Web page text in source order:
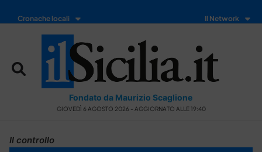
Cronache locali Il Network
Fondato da Maurizio Scaglione
GIOVEDÌ 6 AGOSTO 2026 - AGGIORNATO ALLE 19:40
Il controllo